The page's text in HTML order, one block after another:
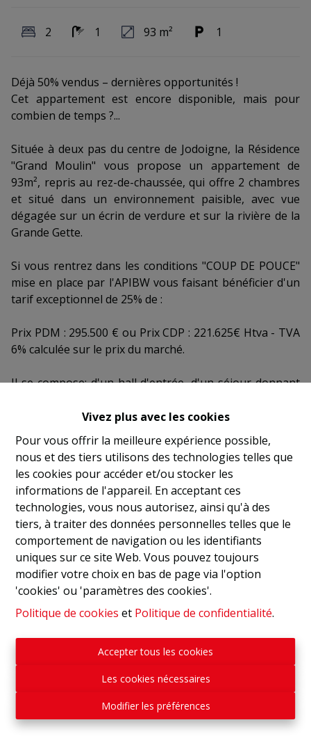
Vivez plus avec les cookies
Pour vous offrir la meilleure expérience possible,
nous et des tiers utilisons des technologies telles que
les cookies pour accéder et/ou stocker les
informations de l'appareil. En acceptant ces
technologies, vous nous autorisez, ainsi qu'à des
tiers, à traiter des données personnelles telles que le
comportement de navigation ou les identifiants
uniques sur ce site Web. Vous pouvez toujours
modifier votre choix en bas de page via l'option
'cookies' ou 'paramètres des cookies'.
Politique de cookies et Politique de confidentialité.
Accepter tous les cookies
Les cookies nécessaires
Modifier les préférences
2 1 93 m² 1
Déjà 50% vendus – dernières opportunités !
Cet appartement est encore disponible, mais pour
combien de temps ?...
Située à deux pas du centre de Jodoigne, la Résidence
"Grand Moulin" vous propose un appartement de
93m², repris au rez-de-chaussée, qui offre 2 chambres
et situé dans un environnement paisible, avec vue
dégagée sur un écrin de verdure et sur la rivière de la
Grande Gette.
Si vous rentrez dans les conditions "COUP DE POUCE"
mise en place par l'APIBW vous faisant bénéficier d'un
tarif exceptionnel de 25% de :
Prix PDM : 295.500 € ou Prix CDP : 221.625€ Htva - TVA
6% calculée sur le prix du marché.
Il se compose: d'un hall d'entrée, d'un séjour donnant
buanderie/chaufferie, d'une toilette, d'une salle de
douche et de deux chambres.
A deux pas du coeur de ville, vous profiterez de la
proximité des commerces, des transports en commun,
des écoles, ainsi que du marché hebdomadaire.
Située en zone rurale, la Résidence "Grand Moulin" est
aussi proche d'un réseau de sentiers champêtres
serpentant entre vallées, marais, châteaux, fermes et
églises.
Vous serez séduits par l'harmonie entre nature et
patrimoine, ce qui vous promet de belles balades à pied
- PEB : B - Ref. Appt. A-1 - conditions coup de pouce sur
- OPTIONS : emplacement de parking 7.000€ Htva /
remise 4.000€ Htva